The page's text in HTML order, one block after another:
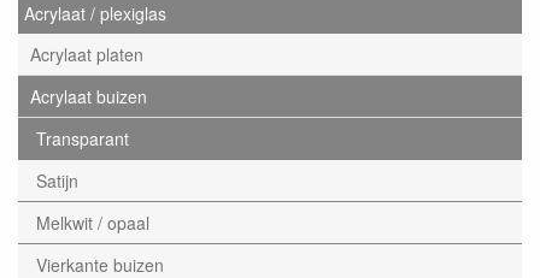
Acrylaat / plexiglas
Acrylaat platen
Acrylaat buizen
Transparant
Satijn
Melkwit / opaal
Vierkante buizen